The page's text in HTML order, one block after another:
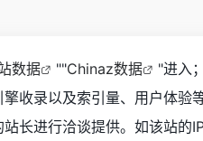
数据 ""Chinaz数据
"进入
收录以及索引量、用户体验
长进行洽谈提供。如该站的IP